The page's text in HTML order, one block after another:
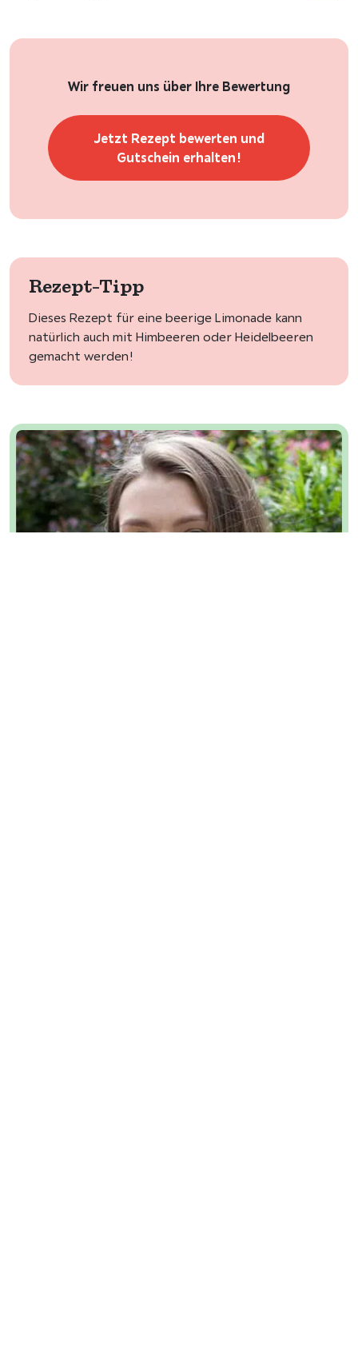
Wir freuen uns über Ihre Bewertung
Jetzt Rezept bewerten und
Gutschein erhalten!
Rezept-Tipp
Dieses Rezept für eine beerige Limonade kann
natürlich auch mit Himbeeren oder Heidelbeeren
gemacht werden!